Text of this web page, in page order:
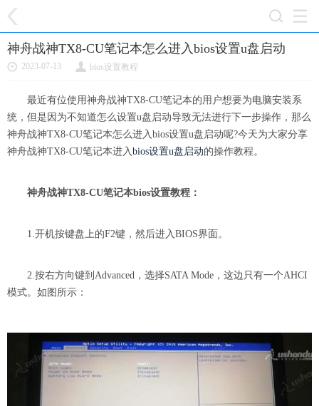
神舟战神TX8-CU笔记本怎么进入bios设置u盘启动
2023-07-13 bios设置教程
最近有位使用神舟战神TX8-CU笔记本的用户想要为电脑安装系
统，但是因为不知道怎么设置u盘启动导致无法进行下一步操作，那么
神舟战神TX8-CU笔记本怎么进入bios设置u盘启动呢?今天为大家分享
神舟战神TX8-CU笔记本进入bios设置u盘启动的操作教程。
神舟战神TX8-CU笔记本bios设置教程：
1.开机按键盘上的F2键，然后进入BIOS界面。
2.按右方向键到Advanced，选择SATA Mode，这边只有一个AHCI
模式。如图所示：